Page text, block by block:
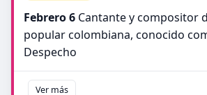
Febrero 6 Cantante y compositor
popular colombiana, conocido
Despecho
Ver más